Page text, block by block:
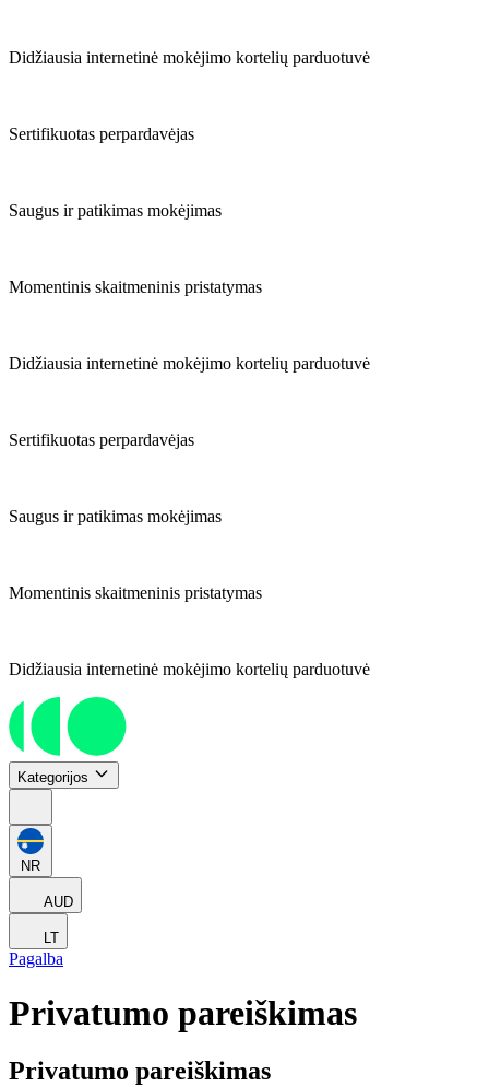
Didžiausia internetinė mokėjimo kortelių parduotuvė
Sertifikuotas perpardavėjas
Saugus ir patikimas mokėjimas
Momentinis skaitmeninis pristatymas
Didžiausia internetinė mokėjimo kortelių parduotuvė
Sertifikuotas perpardavėjas
Saugus ir patikimas mokėjimas
Momentinis skaitmeninis pristatymas
Didžiausia internetinė mokėjimo kortelių parduotuvė
Kategorijos
NR
AUD
LT
Pagalba
Privatumo pareiškimas
Privatumo pareiškimas